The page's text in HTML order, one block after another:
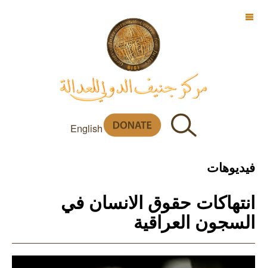
English
فيديوهات
انتهاكات حقوق الانسان في
السجون العراقية